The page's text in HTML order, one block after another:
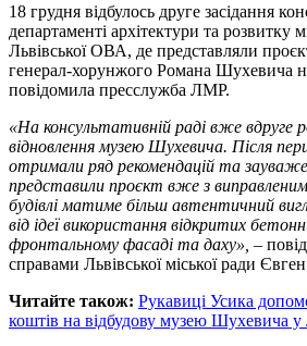
18 грудня відбулось друге засідання
департаменті архітектури та розвитку
Львівської ОВА, де представляли
генерал-хорунжого Романа Шухевича
повідомила пресслужба ЛМР.
«На консультативній раді вже вдруге
відновлення музею Шухевича. Після
отримали ряд рекомендацій та
представили проєкт вже з
будівлі матиме більш автентичний
від ідеї використання відкритих
фронтальному фасаді та даху», –
справами Львівської міської ради
Читайте також: Рукавиці Усика
коштів на відбудову музею Шухевича у